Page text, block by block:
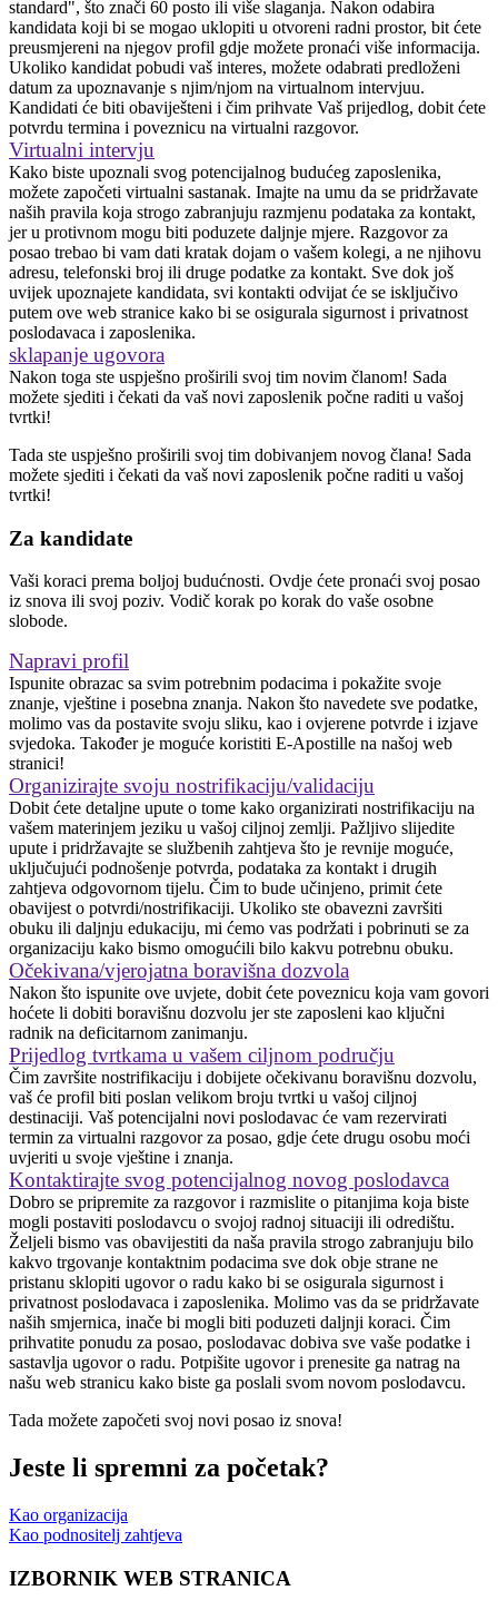
standard", što znači 60 posto ili više slaganja. Nakon odabira
kandidata koji bi se mogao uklopiti u otvoreni radni prostor, bit ćete
preusmjereni na njegov profil gdje možete pronaći više informacija.
Ukoliko kandidat pobudi vaš interes, možete odabrati predloženi
datum za upoznavanje s njim/njom na virtualnom intervjuu.
Kandidati će biti obaviješteni i čim prihvate Vaš prijedlog, dobit ćete
potvrdu termina i poveznicu na virtualni razgovor.
Virtualni intervju
Kako biste upoznali svog potencijalnog budućeg zaposlenika,
možete započeti virtualni sastanak. Imajte na umu da se pridržavate
naših pravila koja strogo zabranjuju razmjenu podataka za kontakt,
jer u protivnom mogu biti poduzete daljnje mjere. Razgovor za
posao trebao bi vam dati kratak dojam o vašem kolegi, a ne njihovu
adresu, telefonski broj ili druge podatke za kontakt. Sve dok još
uvijek upoznajete kandidata, svi kontakti odvijat će se isključivo
putem ove web stranice kako bi se osigurala sigurnost i privatnost
poslodavaca i zaposlenika.
sklapanje ugovora
Nakon toga ste uspješno proširili svoj tim novim članom! Sada
možete sjediti i čekati da vaš novi zaposlenik počne raditi u vašoj
tvrtki!
Tada ste uspješno proširili svoj tim dobivanjem novog člana! Sada
možete sjediti i čekati da vaš novi zaposlenik počne raditi u vašoj
tvrtki!
Za kandidate
Vaši koraci prema boljoj budućnosti. Ovdje ćete pronaći svoj posao
iz snova ili svoj poziv. Vodič korak po korak do vaše osobne
slobode.
Napravi profil
Ispunite obrazac sa svim potrebnim podacima i pokažite svoje
znanje, vještine i posebna znanja. Nakon što navedete sve podatke,
molimo vas da postavite svoju sliku, kao i ovjerene potvrde i izjave
svjedoka. Također je moguće koristiti E-Apostille na našoj web
stranici!
Organizirajte svoju nostrifikaciju/validaciju
Dobit ćete detaljne upute o tome kako organizirati nostrifikaciju na
vašem materinjem jeziku u vašoj ciljnoj zemlji. Pažljivo slijedite
upute i pridržavajte se službenih zahtjeva što je revnije moguće,
uključujući podnošenje potvrda, podataka za kontakt i drugih
zahtjeva odgovornom tijelu. Čim to bude učinjeno, primit ćete
obavijest o potvrdi/nostrifikaciji. Ukoliko ste obavezni završiti
obuku ili daljnju edukaciju, mi ćemo vas podržati i pobrinuti se za
organizaciju kako bismo omogućili bilo kakvu potrebnu obuku.
Očekivana/vjerojatna boravišna dozvola
Nakon što ispunite ove uvjete, dobit ćete poveznicu koja vam govori
hoćete li dobiti boravišnu dozvolu jer ste zaposleni kao ključni
radnik na deficitarnom zanimanju.
Prijedlog tvrtkama u vašem ciljnom području
Čim završite nostrifikaciju i dobijete očekivanu boravišnu dozvolu,
vaš će profil biti poslan velikom broju tvrtki u vašoj ciljnoj
destinaciji. Vaš potencijalni novi poslodavac će vam rezervirati
termin za virtualni razgovor za posao, gdje ćete drugu osobu moći
uvjeriti u svoje vještine i znanja.
Kontaktirajte svog potencijalnog novog poslodavca
Dobro se pripremite za razgovor i razmislite o pitanjima koja biste
mogli postaviti poslodavcu o svojoj radnoj situaciji ili odredištu.
Željeli bismo vas obavijestiti da naša pravila strogo zabranjuju bilo
kakvo trgovanje kontaktnim podacima sve dok obje strane ne
pristanu sklopiti ugovor o radu kako bi se osigurala sigurnost i
privatnost poslodavaca i zaposlenika. Molimo vas da se pridržavate
naših smjernica, inače bi mogli biti poduzeti daljnji koraci. Čim
prihvatite ponudu za posao, poslodavac dobiva sve vaše podatke i
sastavlja ugovor o radu. Potpišite ugovor i prenesite ga natrag na
našu web stranicu kako biste ga poslali svom novom poslodavcu.
Tada možete započeti svoj novi posao iz snova!
Jeste li spremni za početak?
Kao organizacija
Kao podnositelj zahtjeva
IZBORNIK WEB STRANICA